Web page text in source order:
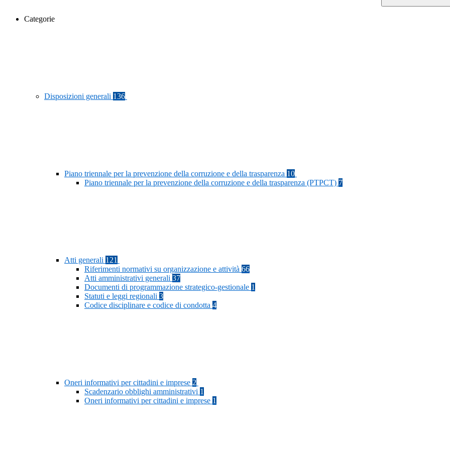
Categorie
Disposizioni generali 136
Piano triennale per la prevenzione della corruzione e della trasparenza 10
Piano triennale per la prevenzione della corruzione e della trasparenza (PTPCT) 7
Atti generali 121
Riferimenti normativi su organizzazione e attività 66
Atti amministrativi generali 37
Documenti di programmazione strategico-gestionale 1
Statuti e leggi regionali 3
Codice disciplinare e codice di condotta 4
Oneri informativi per cittadini e imprese 2
Scadenzario obblighi amministrativi 1
Oneri informativi per cittadini e imprese 1